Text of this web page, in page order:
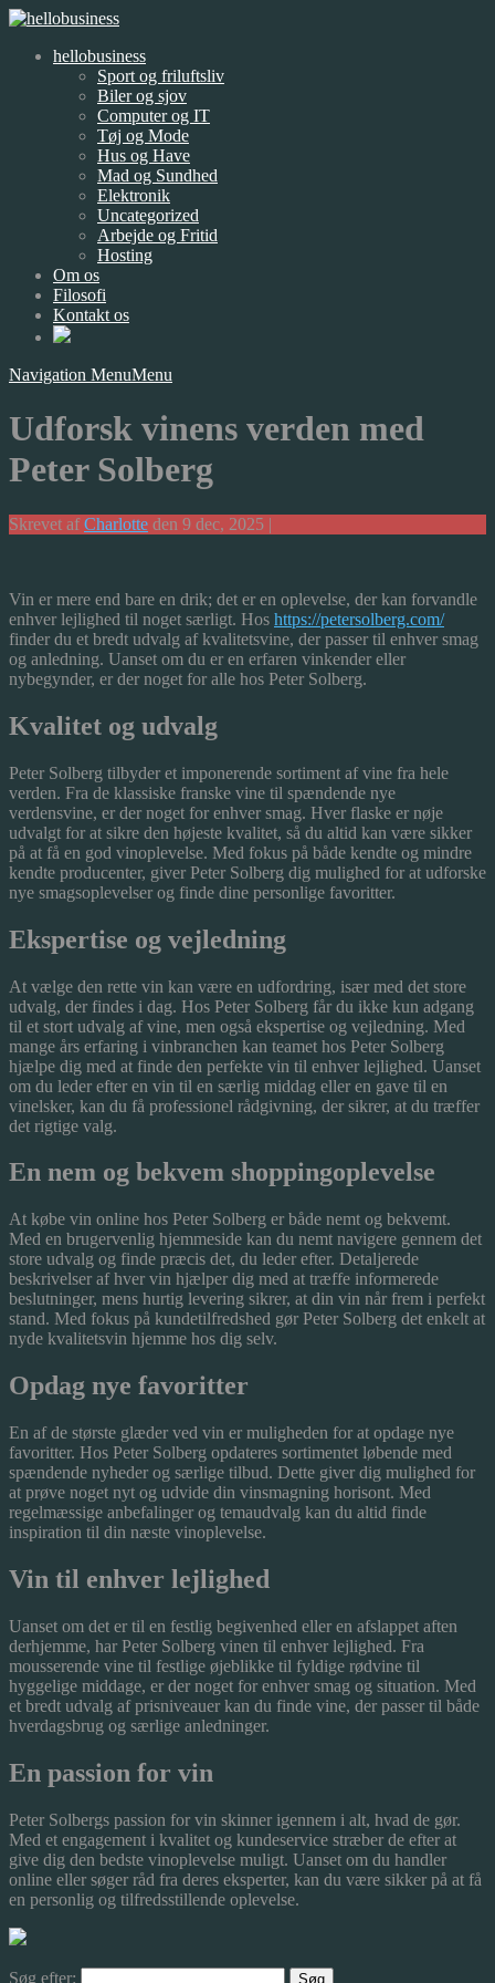
hellobusiness
Sport og friluftsliv
Biler og sjov
Computer og IT
Tøj og Mode
Hus og Have
Mad og Sundhed
Elektronik
Uncategorized
Arbejde og Fritid
Hosting
Om os
Filosofi
Kontakt os
Navigation MenuMenu
Udforsk vinens verden med
Peter Solberg
Skrevet af Charlotte den 9 dec, 2025 |
Vin er mere end bare en drik; det er en oplevelse, der kan forvandle
enhver lejlighed til noget særligt. Hos https://petersolberg.com/
finder du et bredt udvalg af kvalitetsvine, der passer til enhver smag
og anledning. Uanset om du er en erfaren vinkender eller
nybegynder, er der noget for alle hos Peter Solberg.
Kvalitet og udvalg
Peter Solberg tilbyder et imponerende sortiment af vine fra hele
verden. Fra de klassiske franske vine til spændende nye
verdensvine, er der noget for enhver smag. Hver flaske er nøje
udvalgt for at sikre den højeste kvalitet, så du altid kan være sikker
på at få en god vinoplevelse. Med fokus på både kendte og mindre
kendte producenter, giver Peter Solberg dig mulighed for at udforske
nye smagsoplevelser og finde dine personlige favoritter.
Ekspertise og vejledning
At vælge den rette vin kan være en udfordring, især med det store
udvalg, der findes i dag. Hos Peter Solberg får du ikke kun adgang
til et stort udvalg af vine, men også ekspertise og vejledning. Med
mange års erfaring i vinbranchen kan teamet hos Peter Solberg
hjælpe dig med at finde den perfekte vin til enhver lejlighed. Uanset
om du leder efter en vin til en særlig middag eller en gave til en
vinelsker, kan du få professionel rådgivning, der sikrer, at du træffer
det rigtige valg.
En nem og bekvem shoppingoplevelse
At købe vin online hos Peter Solberg er både nemt og bekvemt.
Med en brugervenlig hjemmeside kan du nemt navigere gennem det
store udvalg og finde præcis det, du leder efter. Detaljerede
beskrivelser af hver vin hjælper dig med at træffe informerede
beslutninger, mens hurtig levering sikrer, at din vin når frem i perfekt
stand. Med fokus på kundetilfredshed gør Peter Solberg det enkelt at
nyde kvalitetsvin hjemme hos dig selv.
Opdag nye favoritter
En af de største glæder ved vin er muligheden for at opdage nye
favoritter. Hos Peter Solberg opdateres sortimentet løbende med
spændende nyheder og særlige tilbud. Dette giver dig mulighed for
at prøve noget nyt og udvide din vinsmagning horisont. Med
regelmæssige anbefalinger og temaudvalg kan du altid finde
inspiration til din næste vinoplevelse.
Vin til enhver lejlighed
Uanset om det er til en festlig begivenhed eller en afslappet aften
derhjemme, har Peter Solberg vinen til enhver lejlighed. Fra
mousserende vine til festlige øjeblikke til fyldige rødvine til
hyggelige middage, er der noget for enhver smag og situation. Med
et bredt udvalg af prisniveauer kan du finde vine, der passer til både
hverdagsbrug og særlige anledninger.
En passion for vin
Peter Solbergs passion for vin skinner igennem i alt, hvad de gør.
Med et engagement i kvalitet og kundeservice stræber de efter at
give dig den bedste vinoplevelse muligt. Uanset om du handler
online eller søger råd fra deres eksperter, kan du være sikker på at få
en personlig og tilfredsstillende oplevelse.
Søg efter: